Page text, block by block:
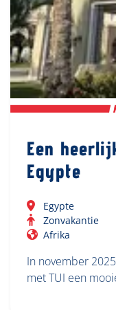
Een
Egypte
Egypte
Zonvakantie
Afrika
In november
met TUI een